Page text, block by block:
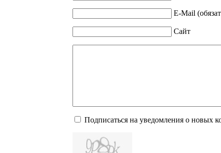
E-Mail
Сайт
Подписаться на уведомления о новых